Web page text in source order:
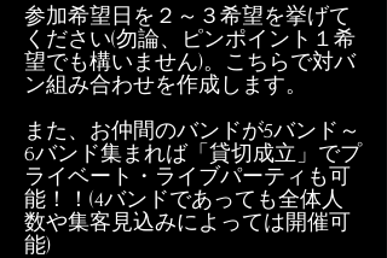
参加希望日を２～３希望を挙げて
ください(勿論、ピンポイント１希
望でも構いません)。こちらで対バ
ン組み合わせを作成します。
また、お仲間のバンドが5バンド～
6バンド集まれば「貸切成立」でプ
ライベート・ライブパーティも可
能！！(4バンドであっても全体人
数や集客見込みによっては開催可
能)